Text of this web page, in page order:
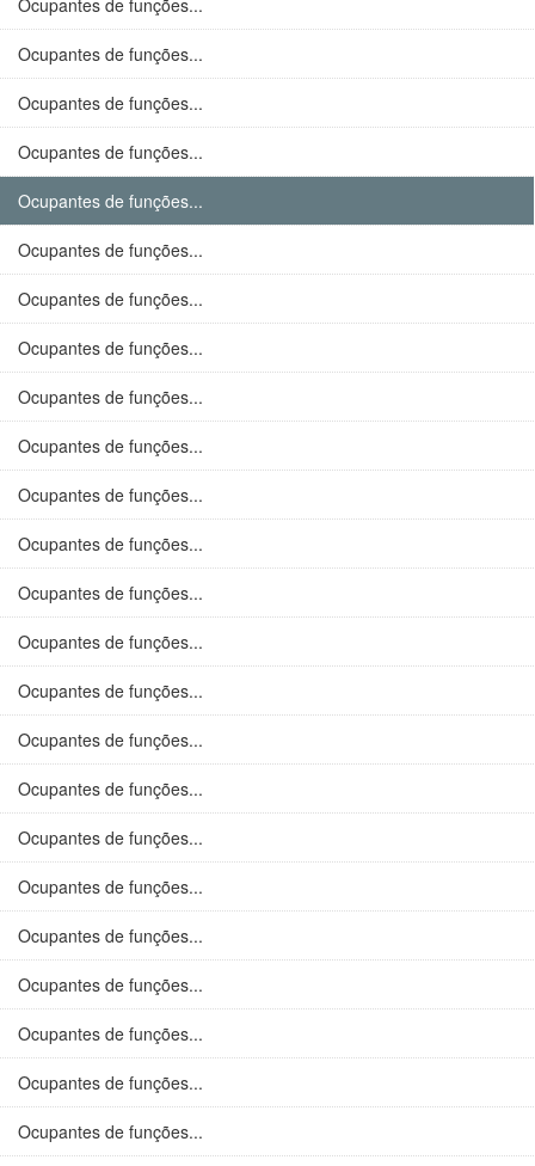
Ocupantes de funções...
Ocupantes de funções...
Ocupantes de funções...
Ocupantes de funções...
Ocupantes de funções...
Ocupantes de funções...
Ocupantes de funções...
Ocupantes de funções...
Ocupantes de funções...
Ocupantes de funções...
Ocupantes de funções...
Ocupantes de funções...
Ocupantes de funções...
Ocupantes de funções...
Ocupantes de funções...
Ocupantes de funções...
Ocupantes de funções...
Ocupantes de funções...
Ocupantes de funções...
Ocupantes de funções...
Ocupantes de funções...
Ocupantes de funções...
Ocupantes de funções...
Ocupantes de funções...